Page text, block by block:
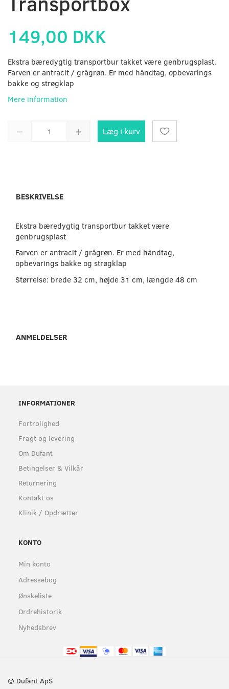
149,00 DKK
Ekstra bæredygtig transportbur takket være genbrugsplast.
Farven er antracit / grågrøn. Er med håndtag, opbevarings
bakke og strøgklap
Mere information
Læg i kurv
BESKRIVELSE
Ekstra bæredygtig transportbur takket være
genbrugsplast
Farven er antracit / grågrøn. Er med håndtag,
opbevarings bakke og strøgklap
Størrelse: brede 32 cm, højde 31 cm, længde 48 cm
ANMELDELSER
INFORMATIONER
Fortrolighed
Fragt og levering
Om Dufant
Betingelser & Vilkår
Returnering
Kontakt os
Klinik / Opdrætter
KONTO
Min konto
Adressebog
Ønskeliste
Ordrehistorik
Nyhedsbrev
© Dufant ApS